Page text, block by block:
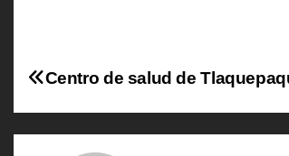
N
a
Centro de salud de